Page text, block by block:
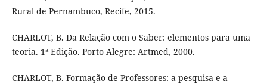
Rural de Pernambuco, Recife, 2015.
CHARLOT, B. Da Relação com o Saber: elementos para uma
teoria. 1ª Edição. Porto Alegre: Artmed, 2000.
CHARLOT, B. Formação de Professores: a pesquisa e a